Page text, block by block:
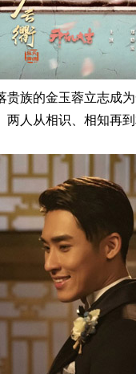
族的金玉蓉立志成
人从相识、相知再